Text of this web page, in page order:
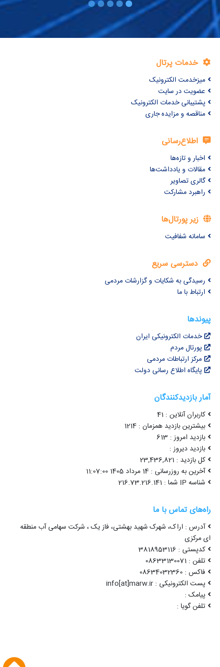
خدمات پرتال
میزخدمت الکترونیک
عضویت در سایت
پشتیبانی خدمات الکترونیک
مناقصه و مزایده جاری
اطلاع‌رسانی
اخبار و تازه‌ها
مقالات و یادداشت‌ها
گالری تصاویر
راهبرد مشارکت
زیر پورتال‌ها
سامانه شفافیت
دسترسی سریع
رسیدگی به شکایات و گزارشات مردمی
ارتباط با ما
پیوندها
خدمات الکترونیکی ایران
پورتال مردم
مرکز ارتباطات مردمی
پایگاه اطلاع رسانی دولت
آمار بازدیدکنندگان
کاربران آنلاین : 41
بیشترین بازدید همزمان : 1214
بازدید امروز : 613
بازدید دیروز :
کل بازدید : 23,436,821
آخرین به روزرسانی : 14 مرداد 1405 11:07:00
شناسه IP شما : 216.73.216.141
راه‌های تماس با ما
آدرس : اراک، شهرک شهید بهشتی، فاز یک ، شرکت سهامی آب منطقه
ای مرکزی
کدپستی : 3818953116
تلفن : 08633130071
فاکس : 08634032360
پست الکترونیکی : info[at]marw.ir
پیامک :
تلفن گویا :